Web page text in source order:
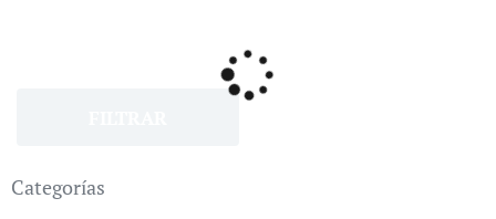
Categorías